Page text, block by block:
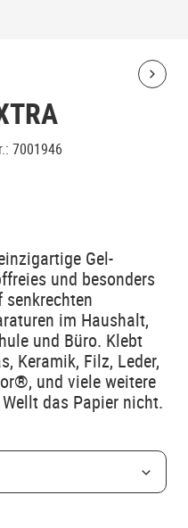
: 7001946
Gel-
und besonders
senkrechten
im Haushalt,
und Büro. Klebt
Keramik, Filz, Leder,
und viele weitere
das Papier nicht.